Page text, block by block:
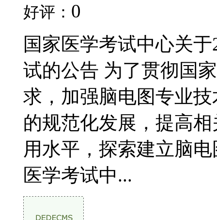
好评： 0
国家医学考试中心关
试的公告 为了贯彻国
求，加强脑电图专业
的规范化发展，提高
用水平，探索建立脑
医学考试中...